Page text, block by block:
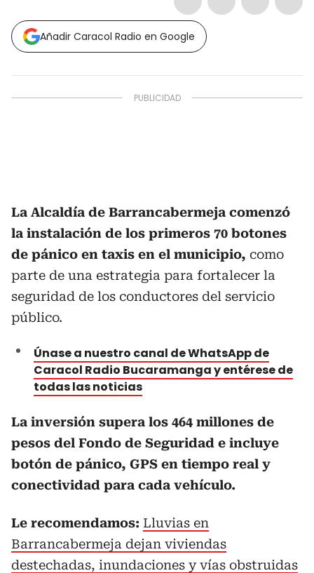
Añadir Caracol Radio en Google
La Alcaldía de Barrancabermeja comenzó
la instalación de los primeros 70 botones
de pánico en taxis en el municipio, como
parte de una estrategia para fortalecer la
seguridad de los conductores del servicio
público.
Únase a nuestro canal de WhatsApp de
Caracol Radio Bucaramanga y entérese de
todas las noticias
La inversión supera los 464 millones de
pesos del Fondo de Seguridad e incluye
botón de pánico, GPS en tiempo real y
conectividad para cada vehículo.
Le recomendamos: Lluvias en
Barrancabermeja dejan viviendas
destechadas, inundaciones y vías obstruidas